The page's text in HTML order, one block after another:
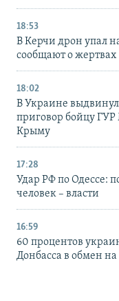
18:53
В Керчи дрон упал
сообщают о жертвах
18:02
В Украине
приговор бойцу
Крыму
17:28
Удар РФ по Одессе:
человек – власти
16:59
60 процентов
Донбасса в обмен